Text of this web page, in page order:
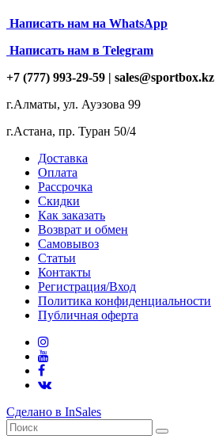
Написать нам на WhatsApp
Написать нам в Telegram
+7 (777) 993-29-59 | sales@sportbox.kz
г.Алматы, ул. Ауэзова 99
г.Астана, пр. Туран 50/4
Доставка
Оплата
Рассрочка
Скидки
Как заказать
Возврат и обмен
Самовывоз
Статьи
Контакты
Регистрация/Вход
Политика конфиденциальности
Публичная оферта
Сделано в InSales